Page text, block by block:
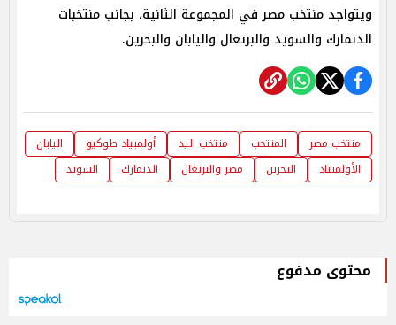
ويتواجد منتخب مصر في المجموعة الثانية، بجانب منتخبات
الدنمارك والسويد والبرتغال واليابان والبحرين.
منتخب مصر المنتخب منتخب اليد أولمبياد طوكيو
اليابان
الأولمبياد
البحرين مصر والبرتغال الدنمارك السويد
محتوى مدفوع